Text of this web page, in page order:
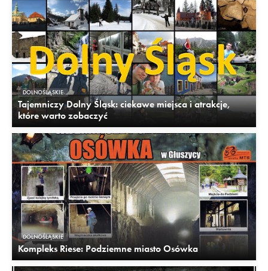
DOLNOŚLĄSKIE
Tajemniczy Dolny Śląsk: ciekawe miejsca i atrakcje,
które warto zobaczyć
DOLNOŚLĄSKIE
Kompleks Riese: Podziemne miasto Osówka